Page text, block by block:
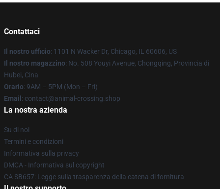
Contattaci
Il nostro ufficio: 1101 N Wacker Dr, Chicago, IL 60606, US
Il nostro magazzino: No. 508 Youyi Avenue, Chongqing, Provincia di
Hubei, Cina
Orario: 9AM – 5PM (Mon – Fri)
Email : contact@animal-crossing.shop
La nostra azienda
Su di noi
Termini e condizioni
Informativa sulla privacy
DMCA - Informativa sul copyright
CA SB657: Legge sulla trasparenza della catena di fornitura